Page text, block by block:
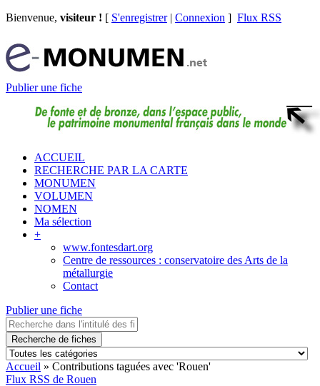
Bienvenue, visiteur ! [ S'enregistrer| Connexion ] Flux RSS
Publier une fiche
ACCUEIL
RECHERCHE PAR LA CARTE
MONUMEN
VOLUMEN
NOMEN
Ma sélection
+
www.fontesdart.org
Centre de ressources : conservatoire des Arts de la
métallurgie
Contact
Publier une fiche
Recherche de fiches
Accueil » Contributions taguées avec 'Rouen'
Flux RSS de Rouen